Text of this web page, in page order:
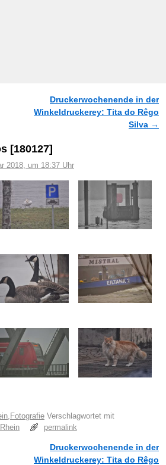
Druckerwochenende in der
Winkeldruckerey: Tita do Rêgo
Silva →
[180127]
2018, um 18:37 Uhr
Fotografie Verschlagwortet mit
Rhein permalink
Druckerwochenende in der
Winkeldruckerey: Tita do Rêgo